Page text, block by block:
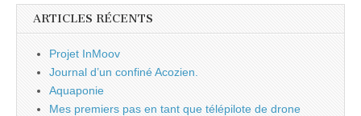
ARTICLES RÉCENTS
Projet InMoov
Journal d’un confiné Acozien.
Aquaponie
Mes premiers pas en tant que télépilote de drone